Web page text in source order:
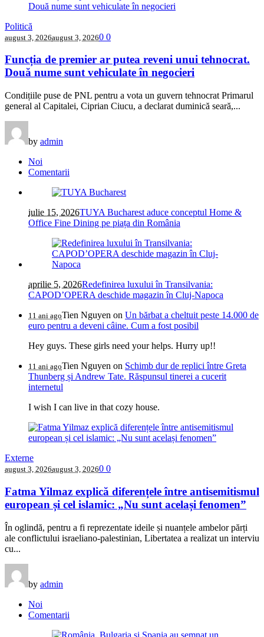
Politică
august 3, 2026august 3, 20260 0
Funcția de premier ar putea reveni unui tehnocrat.
Două nume sunt vehiculate în negocieri
Condițiile puse de PNL pentru a vota un guvern tehnocrat Primarul
general al Capitalei, Ciprian Ciucu, a declarat duminică seară,...
by admin
Noi
Comentarii
iulie 15, 2026TUYA Bucharest aduce conceptul Home &
Office Fine Dining pe piața din România
aprilie 5, 2026Redefinirea luxului în Transilvania:
CAPOD’OPERA deschide magazin în Cluj-Napoca
11 ani agoTien Nguyen on Un bărbat a cheltuit peste 14.000 de
euro pentru a deveni câine. Cum a fost posibil
Hey guys. These girls need your helps. Hurry up!!
11 ani agoTien Nguyen on Schimb dur de replici între Greta
Thunberg și Andrew Tate. Răspunsul tinerei a cucerit
internetul
I wish I can live in that cozy house.
Externe
august 3, 2026august 3, 20260 0
Fatma Yilmaz explică diferențele între antisemitismul
european și cel islamic: „Nu sunt același fenomen”
În oglindă, pentru a fi reprezentate ideile și nuanțele ambelor părți
ale conflictului israeliano-palestinian, Libertatea a realizat un interviu
cu...
by admin
Noi
Comentarii